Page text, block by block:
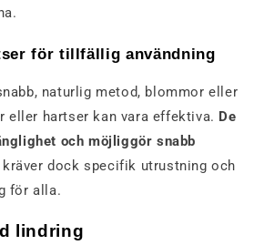
för tillfällig användning
naturlig metod, blommor eller
eller hartser kan vara effektiva. De
och möjliggör snabb
kräver dock specifik utrustning och
för alla.
lindring